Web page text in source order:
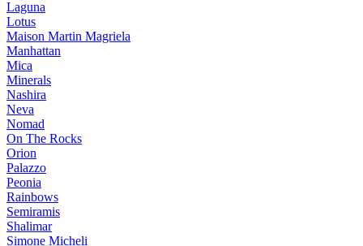
Laguna
Lotus
Maison Martin Magriela
Manhattan
Mica
Minerals
Nashira
Neva
Nomad
On The Rocks
Orion
Palazzo
Peonia
Rainbows
Semiramis
Shalimar
Simone Micheli